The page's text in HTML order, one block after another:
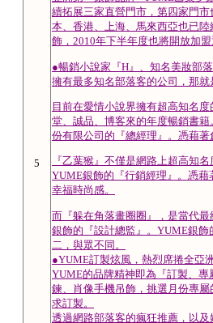
5
續拓展三家直營門市，第四家門
本、香港、上海、馬來西亞也已
飾，2010年下半年度也將開放加盟
●暢銷小說家『H』、知名美妝部
擁有最多知名部落客的公司，那就
目前在愛情小說界擁有超高知名
堂、誠品、博客來的年度暢銷書
份有限公司的『總經理』。憑藉
『乙葉猴』不僅是網路上超高知
YUME銀飾的『行銷經理』。憑
幸福時尚感。
而『躲在角落畫圈圈』，是當代
銀飾的『設計總監』。YUME銀
二，與眾不同。
●YUME訂製炫風，熱烈席捲全亞
YUME的品牌精神即為『訂製、
鍊、肖像手機吊飾，挑選月份專
求訂製。
透過網路部落客的瘋狂推薦，以